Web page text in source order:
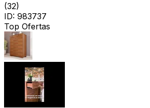
(32)
ID: 983737
Top Ofertas